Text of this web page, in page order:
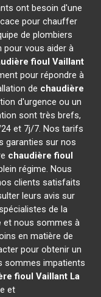
ont besoin d'une
pour chauffer
de plombiers
vous aider à
fioul Vaillant
pour répondre à
de chaudière
d'urgence ou un
sont très brefs,
et 7j/7. Nos tarifs
garanties sur nos
chaudière fioul
régime. Nous
clients satisfaits
leurs avis sur
de la
et nous sommes à
en matière de
pour obtenir un
sommes impatients
fioul Vaillant La
et